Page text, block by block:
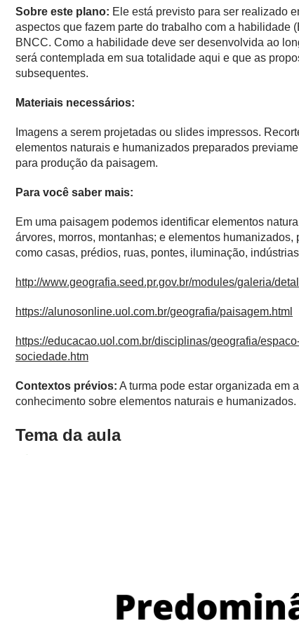
Sobre este plano: Ele está previsto para ser realizado
aspectos que fazem parte do trabalho com a habilidade
BNCC. Como a habilidade deve ser desenvolvida ao
será contemplada em sua totalidade aqui e que as
subsequentes.
Materiais necessários:
Imagens a serem projetadas ou slides impressos.
elementos naturais e humanizados preparados
para produção da paisagem.
Para você saber mais:
Em uma paisagem podemos identificar elementos
árvores, morros, montanhas; e elementos
como casas, prédios, ruas, pontes, iluminação,
http://www.geografia.seed.pr.gov.br/modules/galeria/
https://alunosonline.uol.com.br/geografia/paisagem.html
https://educacao.uol.com.br/disciplinas/geografia/
sociedade.htm
Contextos prévios: A turma pode estar organizada em
conhecimento sobre elementos naturais e humanizados.
Tema da aula